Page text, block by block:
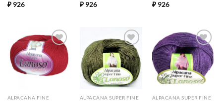
₽926
₽926
₽926
Добавить в
избранное.
ALPACANA FINE
Добавить в
избранное.
ALPACANA SUPER FINE
Добавить в
избранное.
ALPACANA SUPER FINE